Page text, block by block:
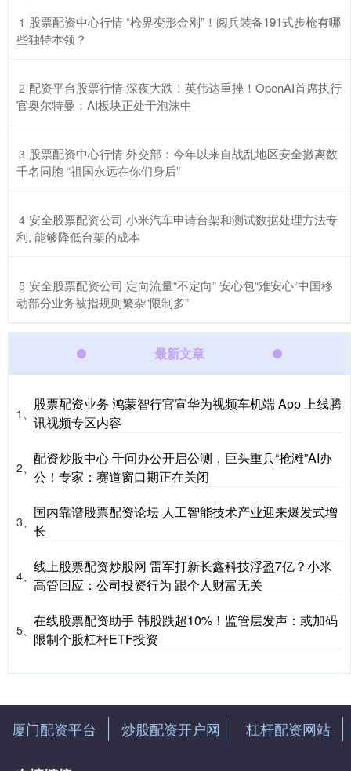
1 ​股票配资中心行情 “枪界变形金刚”！阅兵装备191式步枪有哪
些独特本领？
2 ​配资平台股票行情 深夜大跌！英伟达重挫！OpenAI首席执行
官奥尔特曼：AI板块正处于泡沫中
3 ​股票配资中心行情 外交部：今年以来自战乱地区安全撤离数
千名同胞 “祖国永远在你们身后”
4 ​安全股票配资公司 小米汽车申请台架和测试数据处理方法专
利, 能够降低台架的成本
5 ​安全股票配资公司 定向流量“不定向” 安心包“难安心”中国移
动部分业务被指规则繁杂“限制多”
最新文章
1、
股票配资业务 鸿蒙智行官宣华为视频车机端 App 上线腾
讯视频专区内容
2、
配资炒股中心 千问办公开启公测，巨头重兵“抢滩”AI办
公！专家：赛道窗口期正在关闭
3、
国内靠谱股票配资论坛 人工智能技术产业迎来爆发式增
长
4、
线上股票配资炒股网 雷军打新长鑫科技浮盈7亿？小米
高管回应：公司投资行为 跟个人财富无关
5、
在线股票配资助手 韩股跌超10%！监管层发声：或加码
限制个股杠杆ETF投资
厦门配资平台 炒股配资开户网 杠杆配资网站